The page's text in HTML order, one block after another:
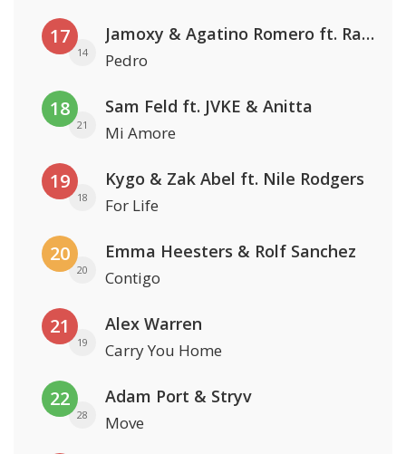
17
14
Jamoxy & Agatino Romero ft. Raffaella Carrà
Pedro
18
21
Sam Feld ft. JVKE & Anitta
Mi Amore
19
18
Kygo & Zak Abel ft. Nile Rodgers
For Life
20
20
Emma Heesters & Rolf Sanchez
Contigo
21
19
Alex Warren
Carry You Home
22
28
Adam Port & Stryv
Move